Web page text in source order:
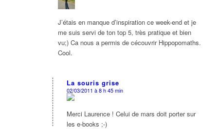
J’étais en manque d’inspiration ce week-end et je
me suis servi de ton top 5, très pratique et bien
vu;) Ca nous a permis de cécouvrir Hippopomaths.
Cool.
La souris grise
dit
02/03/2011 à 8 h 45 min
Merci Laurence ! Celui de mars doit porter sur
les e-books ;-)